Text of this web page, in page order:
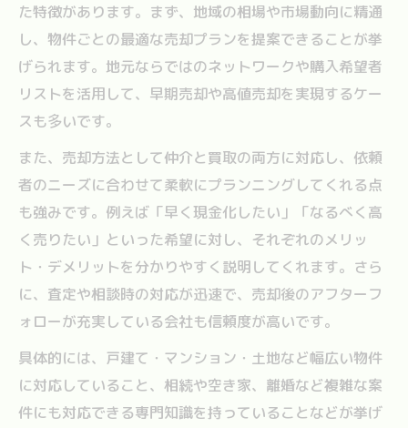
た特徴があります。まず、地域の相場や市場動向に精通
し、物件ごとの最適な売却プランを提案できることが挙
げられます。地元ならではのネットワークや購入希望者
リストを活用して、早期売却や高値売却を実現するケー
スも多いです。
また、売却方法として仲介と買取の両方に対応し、依頼
者のニーズに合わせて柔軟にプランニングしてくれる点
も強みです。例えば「早く現金化したい」「なるべく高
く売りたい」といった希望に対し、それぞれのメリッ
ト・デメリットを分かりやすく説明してくれます。さら
に、査定や相談時の対応が迅速で、売却後のアフターフ
ォローが充実している会社も信頼度が高いです。
具体的には、戸建て・マンション・土地など幅広い物件
に対応していること、相続や空き家、離婚など複雑な案
件にも対応できる専門知識を持っていることなどが挙げ